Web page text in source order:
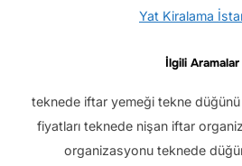
Yat Kiralama
İlgili Aramalar
teknede iftar yemeği tekne düğünü
fiyatları teknede nişan iftar
organizasyonu teknede